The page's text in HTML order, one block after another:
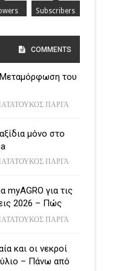
Subscribers
COMMENTS
του
ΠΑΡΓΑ
μόνο στο
ΠΑΡΓΑ
myAGRO για τις
2026 – Πώς
Αίτηση ΠΑΡΓΑ
και οι νεκροί
– Πάνω από